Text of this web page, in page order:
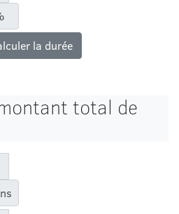
la durée
total de